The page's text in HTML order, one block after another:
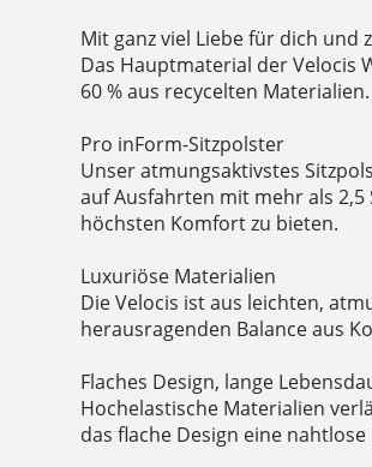
Mit ganz viel Liebe für dich und
Das Hauptmaterial der Velocis
60 % aus recycelten Materialien.
Pro inForm-Sitzpolster
Unser atmungsaktivstes
auf Ausfahrten mit mehr als
höchsten Komfort zu bieten.
Luxuriöse Materialien
Die Velocis ist aus leichten,
herausragenden Balance aus
Flaches Design, lange
Hochelastische Materialien
das flache Design eine